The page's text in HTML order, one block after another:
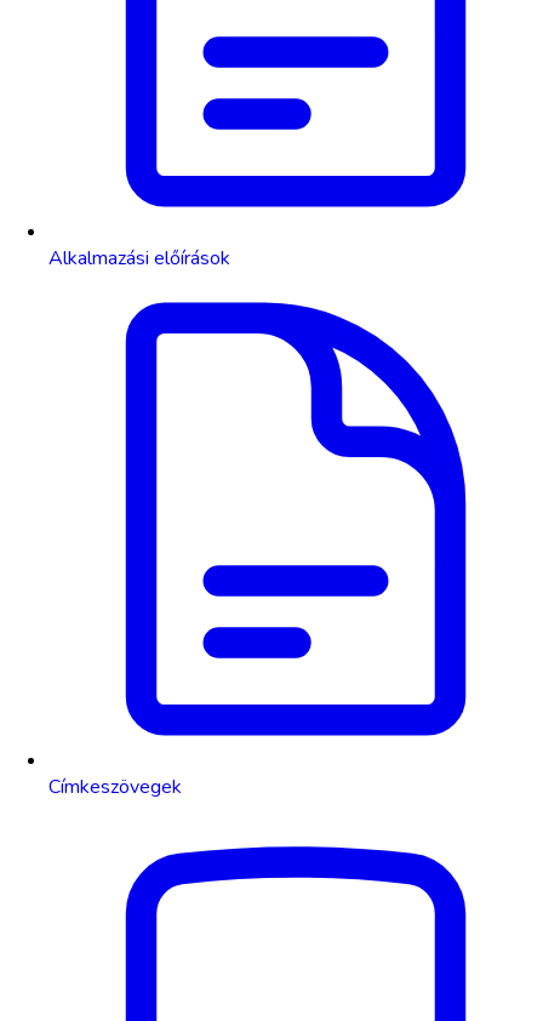
Alkalmazási előírások
Címkeszövegek